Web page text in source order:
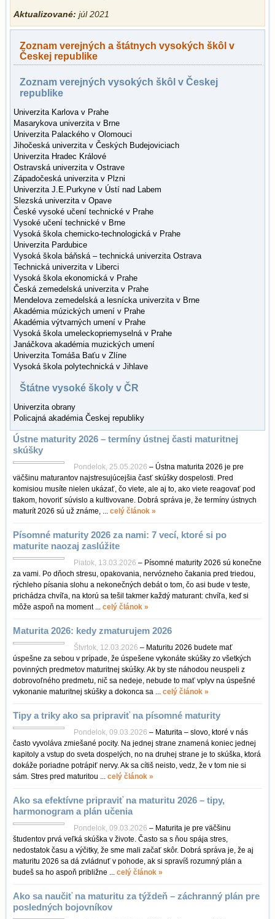
Aktualizované: júl 2021
Zoznam verejných a štátnych vysokých škôl v
Českej republike
Zoznam verejných vysokých škôl v Českej
republike
Univerzita Karlova v Prahe
Masarykova univerzita v Brne
Univerzita Palackého v Olomouci
Jihočeská univerzita v Českých Budejoviciach
Univerzita Hradec Králové
Ostravská univerzita v Ostrave
Západočeská univerzita v Plzni
Univerzita J.E.Purkyne v Ústí nad Labem
Slezská univerzita v Opave
České vysoké učení technické v Prahe
Vysoké učení technické v Brne
Vysoká škola chemicko-technologická v Prahe
Univerzita Pardubice
Vysoká škola báňská – technická univerzita Ostrava
Technická univerzita v Liberci
Vysoká škola ekonomická v Prahe
Česká zemedelská univerzita v Prahe
Mendelova zemedelská a lesnícka univerzita v Brne
Akadémia múzických umení v Prahe
Akadémia výtvarných umení v Prahe
Vysoká škola umeleckopriemyselná v Prahe
Janáčkova akadémia muzických umení
Univerzita Tomáša Baťu v Zlíne
Vysoká škola polytechnická v Jihlave
Štátne vysoké školy v ČR
Univerzita obrany
Policajná akadémia Českej republiky
Ústne maturity 2026 – termíny ústnej časti maturitnej
skúšky
Pondelok, 25.05.2026 – Ústna maturita 2026 je pre
väčšinu maturantov najstresujúcejšia časť skúšky dospelosti. Pred
komisiou musíte nielen ukázať, čo viete, ale aj to, ako viete reagovať pod
tlakom, hovoriť súvislo a kultivovane. Dobrá správa je, že termíny ústnych
maturít 2026 sú už známe, ... celý článok »
Písomné maturity 2026 za nami: 7 vecí, ktoré si po
maturite naozaj zaslúžite
Piatok, 13.03.2026 – Písomné maturity 2026 sú konečne
za vami. Po dňoch stresu, opakovania, nervózneho čakania pred triedou,
rýchleho písania slohu a nekonečných debát o tom, čo asi bude v teste,
prichádza chvíľa, na ktorú sa tešil takmer každý maturant: chvíľa, keď si
môže aspoň na moment ... celý článok »
Maturita 2026: kedy zmaturujem 2026
Štvrtok, 12.03.2026 – Maturitu 2026 budete mať
úspešne za sebou v prípade, že úspešene vykonáte skúšky zo všetkých
povinných predmetov maturitnej skúšky. Ak by ste náhodou neuspeli z
dobrovoľného predmetu, nič sa nedeje, nebude to mať vplyv na úspešné
vykonanie maturitnej skúšky a dokonca sa ... celý článok »
Tipy a triky ako sa pripraviť na písomné maturity
Pondelok, 09.03.2026 – Maturita – slovo, ktoré v nás
často vyvoláva zmiešané pocity. Na jednej strane znamená koniec jednej
kapitoly a vstup do sveta dospelých, no na druhej strane je to skúška, ktorá
dokáže poriadne potrápiť nervy. Ak sa cítiš neisto, vedz, že v tom nie si
sám. Stres pred maturitou ... celý článok »
Ako sa efektívne pripraviť na maturitu 2026 – tipy,
harmonogram a plán učenia
Pondelok, 09.03.2026 – Maturita je pre väčšinu
študentov prvá veľká skúška v živote. Často sa s ňou spája stres,
nedostatok času a výčitky, že sme mali začať skôr. Dobrá správa je, že aj
maturitu 2026 sa dá zvládnuť v pohode, ak si spravíš rozumný plán a
budeš sa ho aspoň približne ... celý článok »
Ako sa naučiť na maturitu za týždeň – záchranný plán pre
posledných bojovníkov